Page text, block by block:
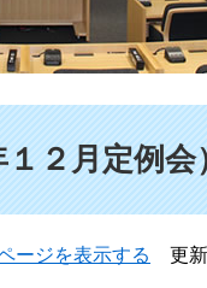
２月定例会
ージを表示する 更